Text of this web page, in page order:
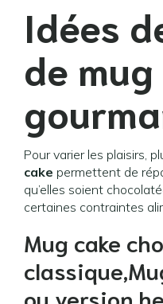
Idées
de
Pour varier les plaisirs,
cake permettent de
qu’elles soient
certaines contraintes
Mug cake
ou version